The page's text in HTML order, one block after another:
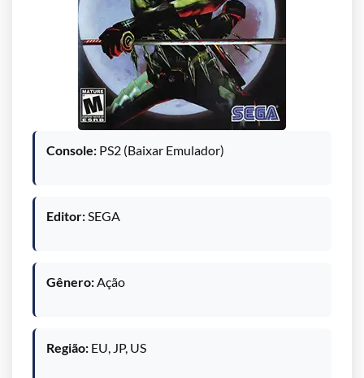
Console: PS2 (Baixar Emulador)
Editor:SEGA
Gênero:Ação
Região: EU, JP, US